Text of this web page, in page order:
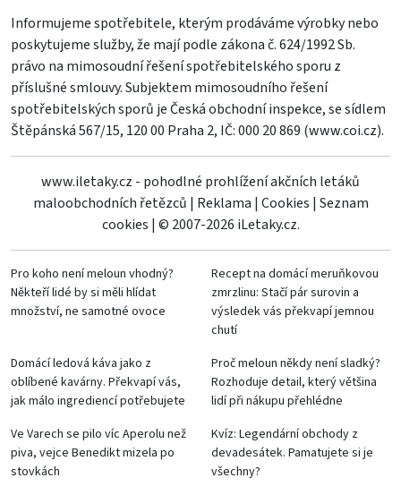
Informujeme spotřebitele, kterým prodáváme výrobky nebo
poskytujeme služby, že mají podle zákona č. 624/1992 Sb.
právo na mimosoudní řešení spotřebitelského sporu z
příslušné smlouvy. Subjektem mimosoudního řešení
spotřebitelských sporů je Česká obchodní inspekce, se sídlem
Štěpánská 567/15, 120 00 Praha 2, IČ: 000 20 869 (www.coi.cz).
www.iletaky.cz - pohodlné prohlížení akčních letáků
maloobchodních řetězců | Reklama | Cookies | Seznam
cookies | © 2007-2026 iLetaky.cz.
Pro koho není meloun vhodný?
Někteří lidé by si měli hlídat
množství, ne samotné ovoce
Recept na domácí meruňkovou
zmrzlinu: Stačí pár surovin a
výsledek vás překvapí jemnou
chutí
Domácí ledová káva jako z
oblíbené kavárny. Překvapí vás,
jak málo ingrediencí potřebujete
Proč meloun někdy není sladký?
Rozhoduje detail, který většina
lidí při nákupu přehlédne
Ve Varech se pilo víc Aperolu než
piva, vejce Benedikt mizela po
stovkách
Kvíz: Legendární obchody z
devadesátek. Pamatujete si je
všechny?